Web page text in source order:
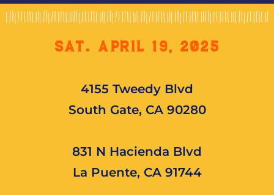
SAT. APRIL 19, 2025
4155 Tweedy Blvd
South Gate, CA 90280
831 N Hacienda Blvd
La Puente, CA 91744